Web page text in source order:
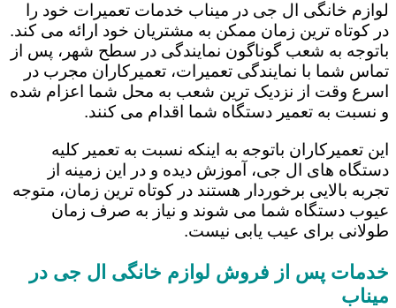
لوازم خانگی ال جی در میناب خدمات تعمیرات خود را
در کوتاه ترین زمان ممکن به مشتریان خود ارائه می کند.
باتوجه به شعب گوناگون نمایندگی در سطح شهر، پس از
تماس شما با نمایندگی تعمیرات، تعمیرکاران مجرب در
اسرع وقت از نزدیک ترین شعب به محل شما اعزام شده
و نسبت به تعمیر دستگاه شما اقدام می کنند.
این تعمیرکاران باتوجه به اینکه نسبت به تعمیر کلیه
دستگاه های ال جی، آموزش دیده و در این زمینه از
تجربه بالایی برخوردار هستند در کوتاه ترین زمان، متوجه
عیوب دستگاه شما می شوند و نیاز به صرف زمان
طولانی برای عیب یابی نیست.
خدمات پس از فروش لوازم خانگی ال جی در
میناب